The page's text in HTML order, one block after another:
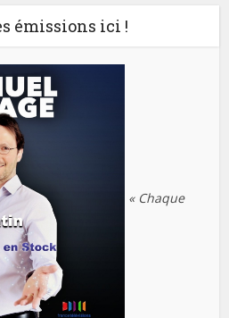
émissions ici !
« Chaque